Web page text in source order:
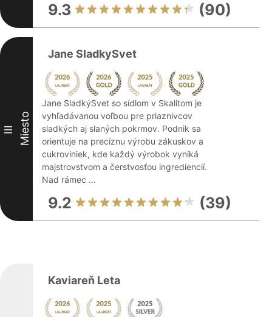
9.3 (90)
III Miesto
Jane SladkySvet
Jane SladkýSvet so sídlom v Skalitom je
vyhľadávanou voľbou pre priaznivcov
sladkých aj slaných pokrmov. Podnik sa
orientuje na precíznu výrobu zákuskov a
cukroviniek, kde každý výrobok vyniká
majstrovstvom a čerstvosťou ingrediencií.
Nad rámec ...
9.2 (39)
Kaviareň Leta